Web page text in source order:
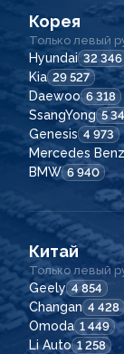
Корея
Только левый
Hyundai 32 346
Kia 29 527
Daewoo 6 318
SsangYong 5
Genesis 4 973
Mercedes Benz
BMW 6 940
Китай
Только левый
Geely 4 854
Changan 4 428
Omoda 1 449
Li Auto 1 258